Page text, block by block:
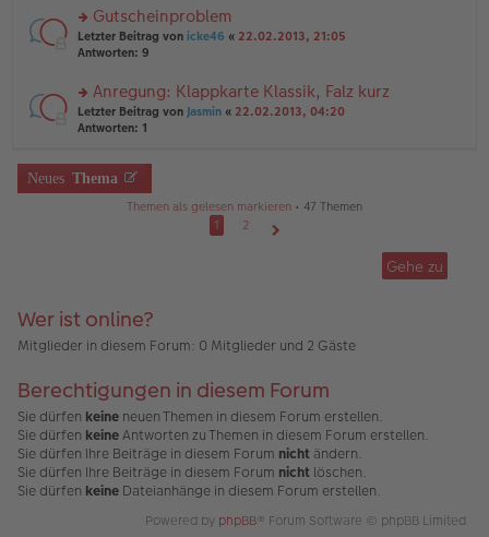
a
gB
ei
tr
g
n
g
el
e
n
er
tr
a
rs
te
n
g
el
e
n
er
Gutscheinproblem
Letzter Beitrag von icke46 « 22.02.2013, 21:05
Antworten: 9
rs
te
n
g
tr
a
g
Anregung: Klappkarte Klassik, Falz kurz
Letzter Beitrag von Jasmin « 22.02.2013, 04:20
Antworten: 1
Neues Thema
Themen als gelesen markieren • 47 Themen
1
2
Gehe zu
Wer ist online?
Mitglieder in diesem Forum: 0 Mitglieder und 2 Gäste
Berechtigungen in diesem Forum
Sie dürfen keine neuen Themen in diesem Forum erstellen.
Sie dürfen keineAntworten zu Themen in diesem Forum erstellen.
Sie dürfen Ihre Beiträge in diesem Forum nicht ändern.
Sie dürfen Ihre Beiträge in diesem Forum nicht löschen.
Sie dürfen keine Dateianhänge in diesem Forum erstellen.
Powered by phpBB® Forum Software © phpBB Limited